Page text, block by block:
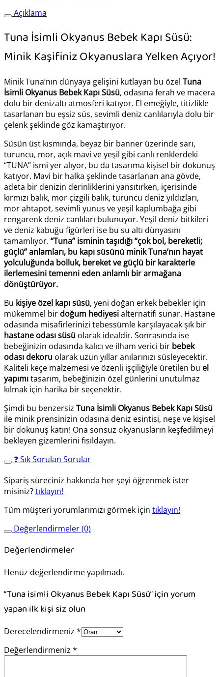
Açıklama
Tuna İsimli Okyanus Bebek Kapı Süsü:
Minik Kaşifiniz Okyanuslara Yelken Açıyor!
Minik Tuna’nın dünyaya gelişini kutlayan bu özel Tuna
İsimli Okyanus Bebek Kapı Süsü, odasına ferah ve macera
dolu bir denizaltı atmosferi katıyor. El emeğiyle, titizlikle
tasarlanan bu eşsiz süs, sevimli deniz canlılarıyla dolu bir
çelenk şeklinde göz kamaştırıyor.
Süsün üst kısmında, beyaz bir banner üzerinde sarı,
turuncu, mor, açık mavi ve yeşil gibi canlı renklerdeki
“TUNA” ismi yer alıyor, bu da tasarıma kişisel bir dokunuş
katıyor. Mavi bir halka şeklinde tasarlanan ana gövde,
adeta bir denizin derinliklerini yansıtırken, içerisinde
kırmızı balık, mor çizgili balık, turuncu deniz yıldızları,
mor ahtapot, sevimli yunus ve yeşil kaplumbağa gibi
rengarenk deniz canlıları bulunuyor. Yeşil deniz bitkileri
ve deniz kabuğu figürleri ise bu su altı dünyasını
tamamlıyor. “Tuna” isminin taşıdığı “çok bol, bereketli;
güçlü” anlamları, bu kapı süsünü minik Tuna’nın hayat
yolculuğunda bolluk, bereket ve güçlü bir karakterle
ilerlemesini temenni eden anlamlı bir armağana
dönüştürüyor.
Bu kişiye özel kapı süsü, yeni doğan erkek bebekler için
mükemmel bir doğum hediyesialternatifi sunar. Hastane
odasında misafirlerinizi tebessümle karşılayacak şık bir
hastane odası süsü olarak idealdir. Sonrasında ise
bebeğinizin odasında kalıcı ve ilham verici bir bebek
odası dekoru olarak uzun yıllar anılarınızı süsleyecektir.
Kaliteli keçe malzemesi ve özenli işçiliğiyle üretilen bu el
yapımıtasarım, bebeğinizin özel günlerini unutulmaz
kılmak için harika bir seçenektir.
Şimdi bu benzersiz Tuna İsimli Okyanus Bebek Kapı Süsü
ile minik prensinizin odasına deniz esintisi, neşe ve kişisel
bir dokunuş katın! Ona sonsuz okyanusların keşfedilmeyi
bekleyen gizemlerini fısıldayın.
❓ Sık Sorulan Sorular
Sipariş süreciniz hakkında her şeyi öğrenmek ister
misiniz?tıklayın!
Tüm müşteri yorumlarımızı görmek için tıklayın!
Değerlendirmeler (0)
Değerlendirmeler
Henüz değerlendirme yapılmadı.
“Tuna isimli Okyanus Bebek Kapı Süsü” için yorum
yapan ilk kişi siz olun
Derecelendirmeniz *
Değerlendirmeniz *